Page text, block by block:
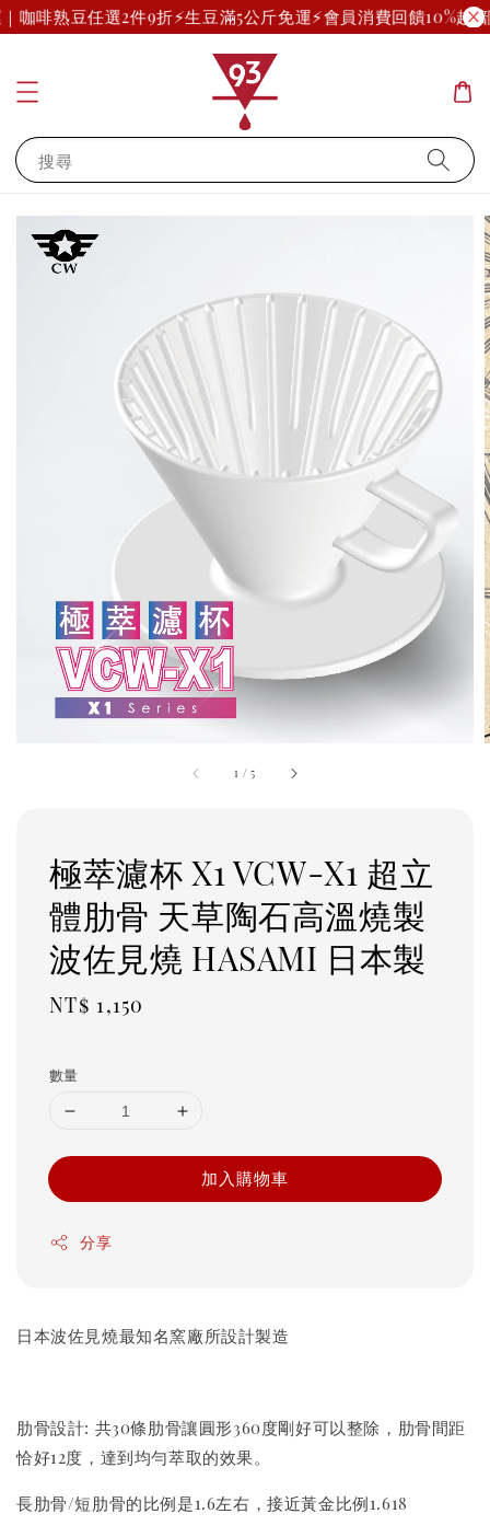
咖啡熟豆任選2件9折⚡生豆滿5公斤免運⚡會員消費回饋10%起(
搜尋
1 /5
極萃濾杯 X1 VCW-X1 超立
體肋骨 天草陶石高溫燒製
波佐見燒 HASAMI 日本製
Regular
NT$ 1,150
數量
加入購物車
分享
日本波佐見燒最知名窯廠所設計製造
肋骨設計: 共30條肋骨讓圓形360度剛好可以整除，肋骨間距
恰好12度，達到均勻萃取的效果。
長肋骨/短肋骨的比例是1.6左右，接近黃金比例1.618